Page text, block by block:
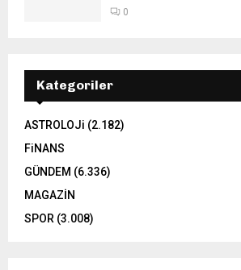
0
Kategoriler
ASTROLOJi (2.182)
FiNANS
GÜNDEM (6.336)
MAGAZİN
SPOR (3.008)